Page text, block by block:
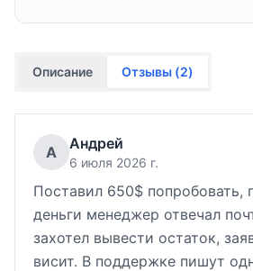
Описание Отзывы (2)
А Андрей
6 июля 2026 г.
Поставил 650$ попробовать,
деньги менеджер отвечал
захотел вывести остаток,
висит. В поддержке пишут